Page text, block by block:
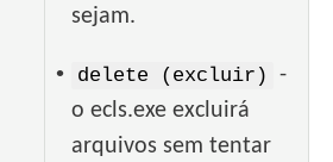
sejam.
• delete (excluir)
-
o ecls.exe excluirá
arquivos sem tentar